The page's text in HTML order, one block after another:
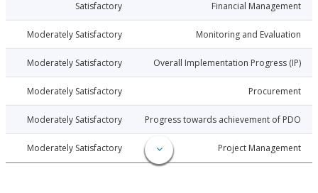
Financial
Satisfactory
Monitoring and
Moderately Satisfactory
06-10
Overall Implementation
Moderately Satisfactory
06-10
Moderately Satisfactory
06-10
Progress towards achievement of
Moderately Satisfactory
06-10
Project
Moderately Satisfactory
06-10